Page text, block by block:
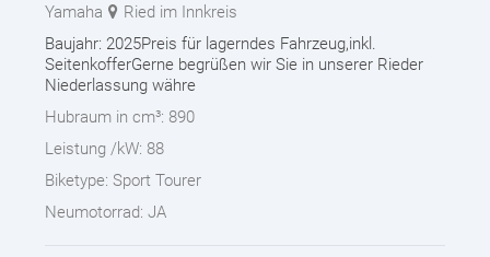
Yamaha
Ried im Innkreis
Baujahr: 2025Preis für lagerndes Fahrzeug,inkl.
SeitenkofferGerne begrüßen wir Sie in unserer Rieder
Niederlassung währe
Hubraum in cm³: 890
Leistung /kW: 88
Biketype: Sport Tourer
Neumotorrad: JA